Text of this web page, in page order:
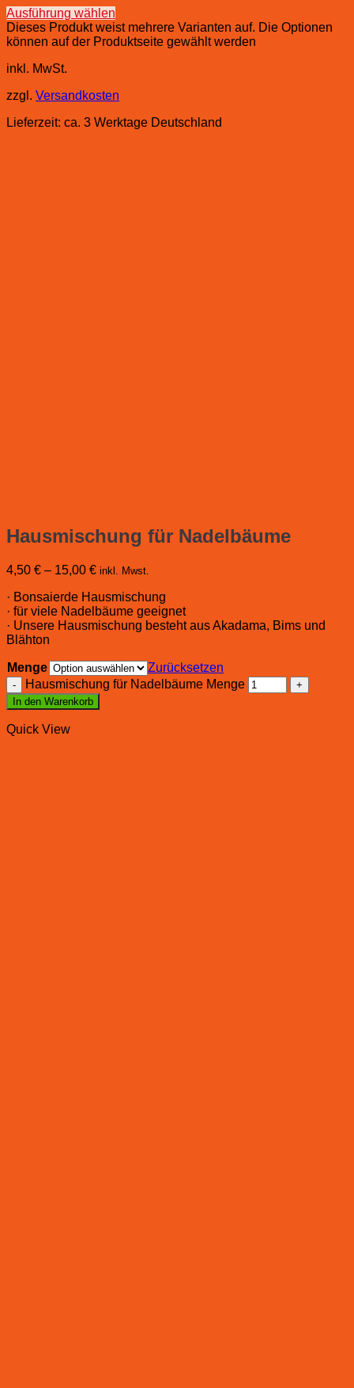
Ausführung wählen
Dieses Produkt weist mehrere Varianten auf. Die Optionen
können auf der Produktseite gewählt werden
inkl. MwSt.
zzgl. Versandkosten
Lieferzeit: ca. 3 Werktage Deutschland
Hausmischung für Nadelbäume
4,50 € – 15,00 € inkl. Mwst.
· Bonsaierde Hausmischung
· für viele Nadelbäume geeignet
· Unsere Hausmischung besteht aus Akadama, Bims und
Blähton
Menge
Zurücksetzen
Hausmischung für Nadelbäume Menge
In den Warenkorb
Quick View